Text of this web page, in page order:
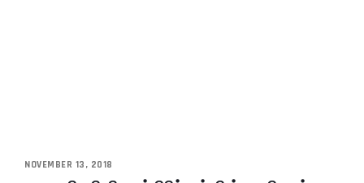
NOVEMBER 13, 2018